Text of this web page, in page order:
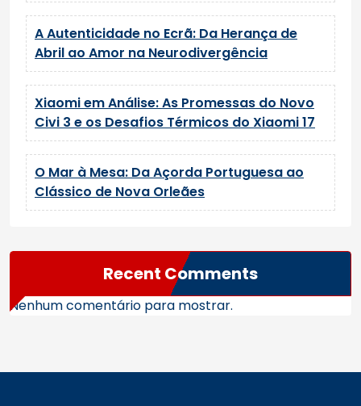
A Autenticidade no Ecrã: Da Herança de
Abril ao Amor na Neurodivergência
Xiaomi em Análise: As Promessas do Novo
Civi 3 e os Desafios Térmicos do Xiaomi 17
O Mar à Mesa: Da Açorda Portuguesa ao
Clássico de Nova Orleães
Recent Comments
Nenhum comentário para mostrar.